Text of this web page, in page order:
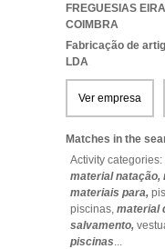
FREGUESIAS
COIMBRA
Fabricação de
LDA
Ver empresa
Matches in the
Activity categories:
material natação,
materiais para,
piscinas, material
salvamento,
piscinas...